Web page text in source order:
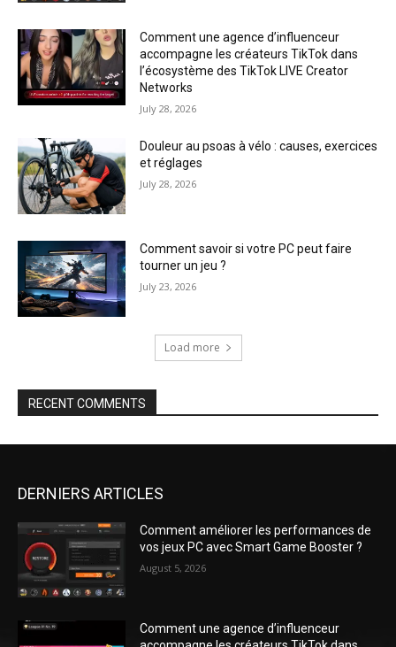
Comment une agence d’influenceur
accompagne les créateurs TikTok dans
l’écosystème des TikTok LIVE Creator
Networks
July 28, 2026
Douleur au psoas à vélo : causes, exercices
et réglages
July 28, 2026
Comment savoir si votre PC peut faire
tourner un jeu ?
July 23, 2026
Load more
RECENT COMMENTS
DERNIERS ARTICLES
Comment améliorer les performances de
vos jeux PC avec Smart Game Booster ?
August 5, 2026
Comment une agence d’influenceur